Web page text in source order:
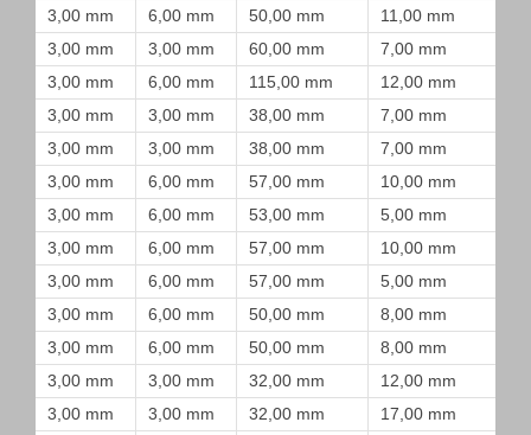
3,00 mm
6,00 mm 50,00 mm
11,00 mm
3,00 mm
3,00 mm 60,00 mm
7,00 mm
3,00 mm
6,00 mm 115,00 mm
12,00 mm
3,00 mm
3,00 mm 38,00 mm
7,00 mm
3,00 mm
3,00 mm 38,00 mm
7,00 mm
3,00 mm
6,00 mm 57,00 mm
10,00 mm
3,00 mm
6,00 mm 53,00 mm
5,00 mm
3,00 mm
6,00 mm 57,00 mm
10,00 mm
3,00 mm
6,00 mm 57,00 mm
5,00 mm
3,00 mm
6,00 mm 50,00 mm
8,00 mm
3,00 mm
6,00 mm 50,00 mm
8,00 mm
3,00 mm
3,00 mm 32,00 mm
12,00 mm
3,00 mm
3,00 mm 32,00 mm
17,00 mm